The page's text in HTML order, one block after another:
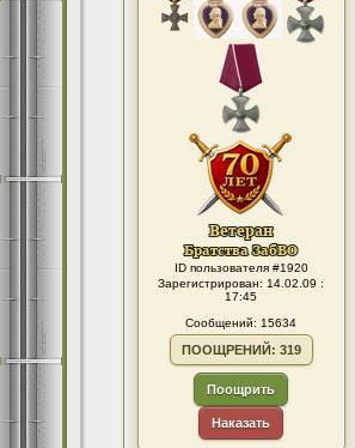
ID пользователя #1920
Зарегистрирован: 14.02.09 :
17:45
Сообщений: 15634
ПООЩРЕНИЙ: 319
Поощрить
Наказать